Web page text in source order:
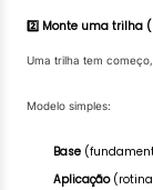
2️⃣ Monte uma trilha
Uma trilha tem
Modelo simples:
Base
Aplicação